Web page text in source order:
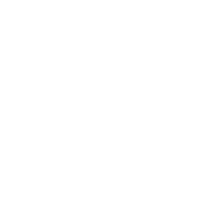
Infantil Verde